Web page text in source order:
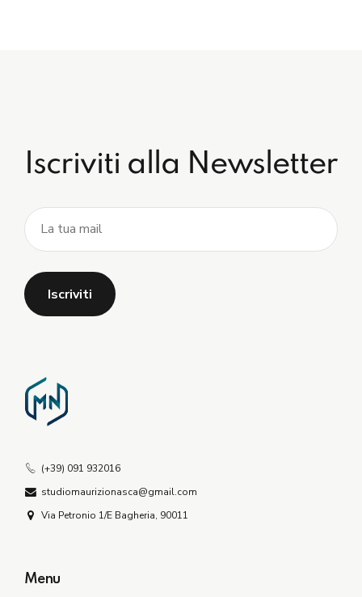
Iscriviti alla Newsletter
(+39) 091 932016
studiomaurizionasca@gmail.com
Via Petronio 1/E Bagheria, 90011
Menu